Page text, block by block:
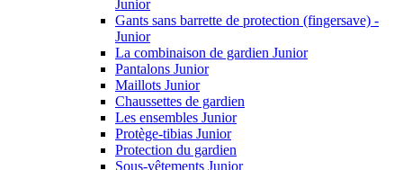
Junior
Gants sans barrette de protection (fingersave) -
Junior
La combinaison de gardien Junior
Pantalons Junior
Maillots Junior
Chaussettes de gardien
Les ensembles Junior
Protège-tibias Junior
Protection du gardien
Sous-vêtements Junior